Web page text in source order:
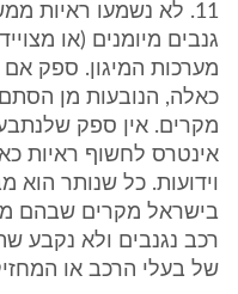
11. לא נשמעו ראיות
גנבים מיומנים (או
מערכות המיגון. ספק
כאלה, הנובעות מן הסתם
מקרים. אין ספק
אינטרס לחשוף ראיות
וידועות. כל שנותר
בישראל מקרים שבהם
רכב נגנבים ולא נקבע
של בעלי הרכב או